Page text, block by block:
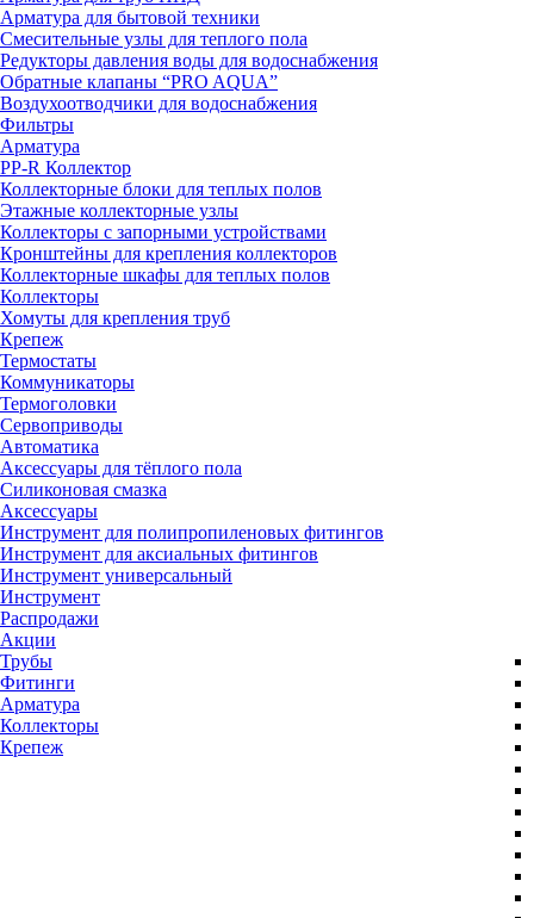
Арматура для бытовой техники
Смесительные узлы для теплого пола
Редукторы давления воды для водоснабжения
Обратные клапаны “PRO AQUA”
Воздухоотводчики для водоснабжения
Фильтры
Арматура
PP-R Коллектор
Коллекторные блоки для теплых полов
Этажные коллекторные узлы
Коллекторы с запорными устройствами
Кронштейны для крепления коллекторов
Коллекторные шкафы для теплых полов
Коллекторы
Хомуты для крепления труб
Крепеж
Термостаты
Коммуникаторы
Термоголовки
Сервоприводы
Автоматика
Аксессуары для тёплого пола
Силиконовая смазка
Аксессуары
Инструмент для полипропиленовых фитингов
Инструмент для аксиальных фитингов
Инструмент универсальный
Инструмент
Распродажи
Акции
Трубы
Фитинги
Арматура
Коллекторы
Крепеж